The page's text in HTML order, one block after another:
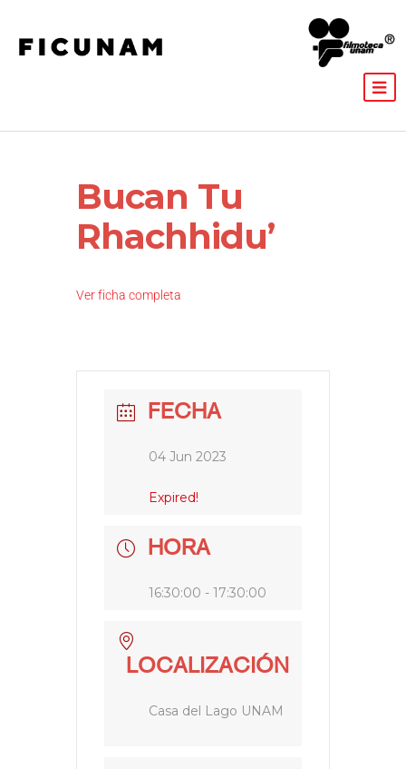
Bucan Tu
Rhachhidu’
Ver ficha completa
FECHA
04 Jun 2023
Expired!
HORA
16:30:00 - 17:30:00
LOCALIZACIÓN
Casa del Lago UNAM